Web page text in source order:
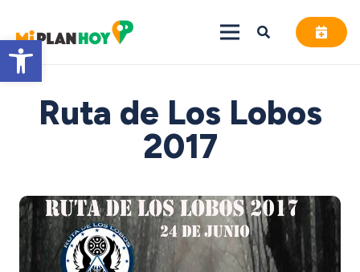
Abrir barra de herramientas
Ruta de Los Lobos
2017